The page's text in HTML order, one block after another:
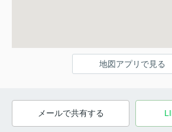
地図アプリで見る
メールで共有する